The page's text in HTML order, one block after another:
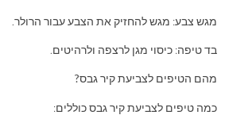
מגש צבע: מגש להחזיק את הצבע עבור הרולר.
בד טיפה: כיסוי מגן לרצפה ולרהיטים.
מהם הטיפים לצביעת קיר גבס?
כמה טיפים לצביעת קיר גבס כוללים: